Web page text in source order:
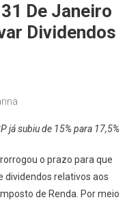
De Janeiro
Dividendos
já subiu de 15% para 17,5%
o prazo para que
dividendos relativos aos
de Renda. Por meio